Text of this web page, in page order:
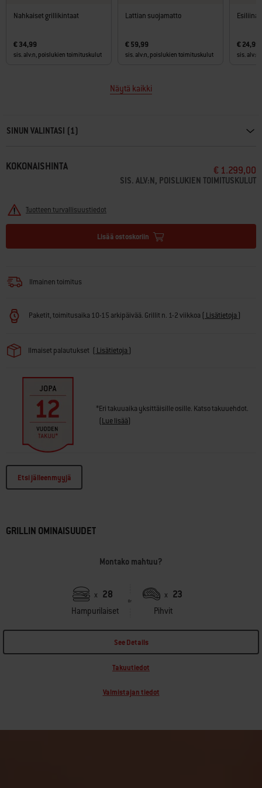
Nahkaiset grillikintaat
€ 34,99
sis. alv:n, poislukien toimituskulut
Lattian suojamatto
€ 59,99
sis. alv:n, poislukien toimituskulut
Esiliina
€ 24,99
sis.
Näytä kaikki
SINUN VALINTASI (1)
KOKONAISHINTA € 1.299,00
SIS. ALV:N, POISLUKIEN TOIMITUSKULUT
Tuotteen turvallisuustiedot
Lisää ostoskoriin
Ilmainen toimitus
Paketit, toimitusaika 10-15 arkipäivää. Grillit n. 1-2 viikkoa ( Lisätietoja )
Ilmaiset palautukset ( Lisätietoja )
*Eri takuuaika yksittäisille osille. Katso takuuehdot.
(Lue lisää)
Etsi jälleenmyyjä
GRILLIN OMINAISUUDET
Montako mahtuu?
x 28
Hampurilaiset
x 23
Pihvit
See Details
Takuutiedot
Valmistajan tiedot